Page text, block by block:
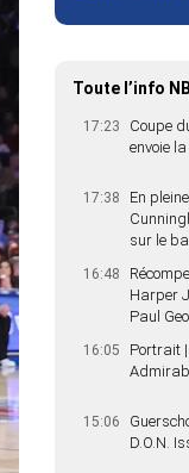
Toute l’info
17:23
Coupe
envoie
17:38
En
sur le
16:48
Harper
Paul
16:05
Portrait
15:06
D.O.N.